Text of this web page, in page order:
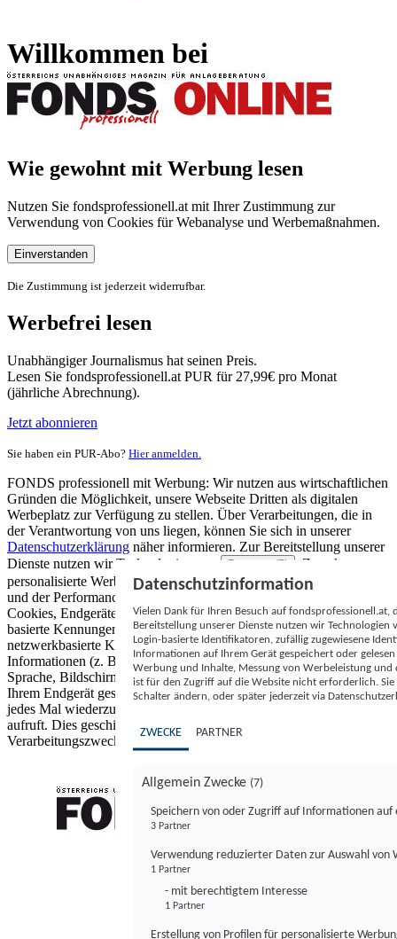
Willkommen bei
Wie gewohnt mit Werbung lesen
Nutzen Sie fondsprofessionell.at mit Ihrer Zustimmung zur
Verwendung von Cookies für Webanalyse und Werbemaßnahmen.
Einverstanden
Die Zustimmung ist jederzeit widerrufbar.
Werbefrei lesen
Unabhängiger Journalismus hat seinen Preis.
Lesen Sie fondsprofessionell.at PUR für 27,99€ pro Monat
(jährliche Abrechnung).
Jetzt abonnieren
Sie haben ein PUR-Abo? Hier anmelden.
FONDS professionell mit Werbung: Wir nutzen aus wirtschaftlichen
Gründen die Möglichkeit, unsere Webseite Dritten als digitalen
Werbeplatz zur Verfügung zu stellen. Über Verarbeitungen, die in
der Verantwortung von uns liegen, können Sie sich in unserer
Datenschutzerklärung näher informieren. Zur Bereitstellung unserer
Dienste nutzen wir Technologien von
Partnern (5)
. Zwecke:
personalisierte Werbung und Inhalte, Messung von Werbeleistung
und der Performance von Inhalten sowie Zielgruppenforschung.
Cookies, Endgeräte- oder ähnliche Online-Kennungen (z. B. login-
basierte Kennungen, zufällig generierte Kennungen,
netzwerkbasierte Kennungen) können zusammen mit anderen
Informationen (z. B. Browsertyp und Browserinformationen,
Sprache, Bildschirmgröße, unterstützte Technologien usw.) auf
Ihrem Endgerät gespeichert oder von dort ausgelesen werden, um es
jedes Mal wiederzuerkennen, wenn es eine App oder einer Webseite
aufruft. Dies geschieht für einen oder mehrere der hier aufgeführten
Verarbeitungszwecke.
Datenschutzinformation
Vielen Dank für Ihren Besuch auf
Bereitstellung unserer Dienste nutzen wir Technologien
Login-basierte Identifikatoren, zufällig zugewiesene
Informationen auf Ihrem Gerät gespeichert oder
Werbung und Inhalte, Messung von Werbeleistung
ist für den Zugriff auf die Website nicht erforderlich.
Schalter ändern, oder später jederzeit via
ZWECKE PARTNER
Allgemein Zwecke (7)
Speichern von oder Zugriff auf Informationen auf
3 Partner
Verwendung reduzierter Daten zur Auswahl von
1 Partner
- mit berechtigtem Interesse
1 Partner
Erstellung von Profilen für personalisierte
FONDS professionell